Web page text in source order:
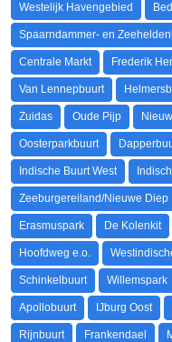
Westelijk Havengebied
Spaarndammer- en
Centrale Markt Frederik
Van Lennepbuurt
Zuidas Oude Pijp
Oosterparkbuurt
Indische Buurt West
Zeeburgereiland/Nieuwe Diep
Erasmuspark De Kolenkit
Hoofdweg e.o.
Schinkelbuurt Willemspark
Apollobuurt IJburg Oost
Rijnbuurt Frankendael